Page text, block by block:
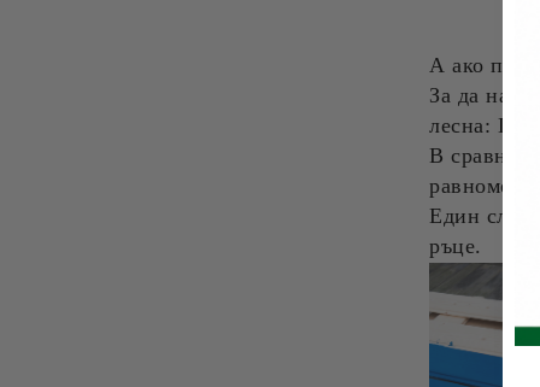
А ако
За да
лесна:
В
Един слой
ръце.